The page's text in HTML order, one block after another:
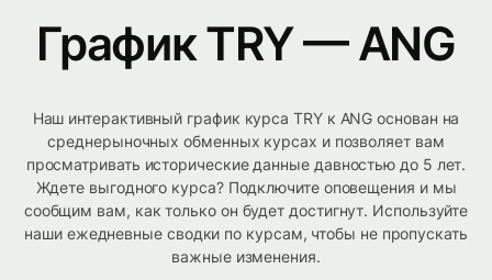
График TRY — ANG
Наш интерактивный график курса TRY к ANG основан на
среднерыночных обменных курсах и позволяет вам
просматривать исторические данные давностью до 5 лет.
Ждете выгодного курса? Подключите оповещения и мы
сообщим вам, как только он будет достигнут. Используйте
наши ежедневные сводки по курсам, чтобы не пропускать
важные изменения.